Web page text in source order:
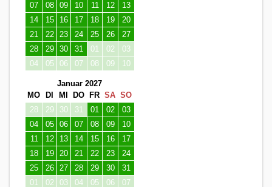
07
08 09 10 11 12
13
14
15 16 17 18 19
20
21
22 23 24 25 26
27
28
29 30 31 01 02
03
04
05 06 07 08 09 10
Januar 2027
MO
DI MI DO FR SA SO
28
29 30 31 01 02
03
04
05 06 07 08 09
10
11
12 13 14 15 16
17
18
19 20 21 22 23
24
25
26 27 28 29 30
31
01
02 03 04 05 06 07